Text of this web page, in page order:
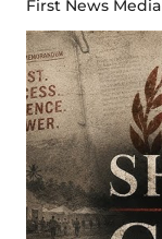
First News Media